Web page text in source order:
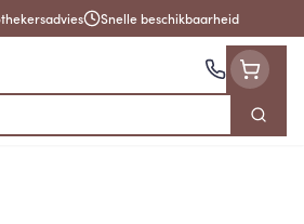
Snelle beschikbaarheid
Zoek